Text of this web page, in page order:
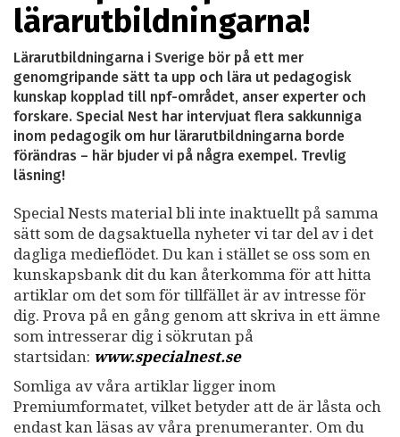
lärarutbildningarna!
Lärarutbildningarna i Sverige bör på ett mer
genomgripande sätt ta upp och lära ut pedagogisk
kunskap kopplad till npf-området, anser experter och
forskare. Special Nest har intervjuat flera sakkunniga
inom pedagogik om hur lärarutbildningarna borde
förändras – här bjuder vi på några exempel. Trevlig
läsning!
Special Nests material bli inte inaktuellt på samma
sätt som de dagsaktuella nyheter vi tar del av i det
dagliga medieflödet. Du kan i stället se oss som en
kunskapsbank dit du kan återkomma för att hitta
artiklar om det som för tillfället är av intresse för
dig. Prova på en gång genom att skriva in ett ämne
som intresserar dig i sökrutan på
startsidan: www.specialnest.se
Somliga av våra artiklar ligger inom
Premiumformatet, vilket betyder att de är låsta och
endast kan läsas av våra prenumeranter. Om du